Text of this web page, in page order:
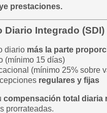
prestaciones.
Diario Integrado (SDI)
diario más la parte
(mínimo 15 días)
(mínimo 25% sobre
regulares y fijas
compensación total diaria
prorrateadas.